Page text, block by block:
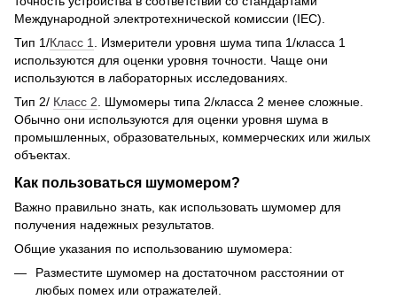
Международной электротехнической комиссии (IEC).
Тип 1/Класс 1
. Измерители уровня шума типа 1/класса 1
используются для оценки уровня точности. Чаще они
используются в лабораторных исследованиях.
Тип 2/ Класс 2 . Шумомеры типа 2/класса 2 менее сложные.
Обычно они используются для оценки уровня шума в
промышленных, образовательных, коммерческих или жилых
объектах.
Как пользоваться шумомером?
Важно правильно знать, как использовать шумомер для
получения надежных результатов.
Общие указания по использованию шумомера:
Разместите шумомер на достаточном расстоянии от
любых помех или отражателей.